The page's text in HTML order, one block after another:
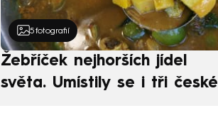
5 fotografií
Žebříček nejhorších jídel
světa. Umístily se i tři české